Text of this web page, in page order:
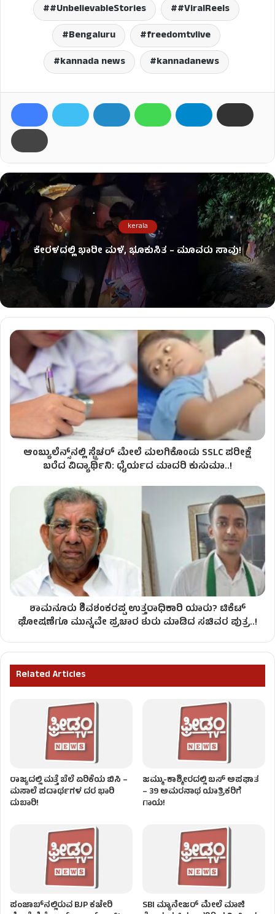
#UnbelievableStories
#ViralReels
Bengaluru
freedomtvlive
kannada news
kannadanews
kerala
ಕೇರಳದಲ್ಲಿ ಭಾರೀ ಮಳೆ, ಭೂಕುಸಿತ – ಮೂವರು ಸಾವು!
ಆಂಬ್ಯುಲೆನ್ಸ್‌ನಲ್ಲಿ ಸ್ಟ್ರೆಚರ್ ಮೇಲೆ ಮಲಗಿಕೊಂಡು SSLC ಪರೀಕ್ಷೆ
ಬರೆದ ವಿದ್ಯಾರ್ಥಿನಿ: ಧೈರ್ಯದ ಮಾದರಿ ಕುಸುಮಾ..!
ಶಾಮನೂರು ಶಿವಶಂಕರಪ್ಪ ಉತ್ತರಾಧಿಕಾರಿ ಯಾರು? ಟಿಕೆಟ್
ಘೋಷಣೆಗೂ ಮುನ್ನವೇ ಪ್ರಚಾರ ಶುರು ಮಾಡಿದ ಸಚಿವರ ಪುತ್ರ..!
Related Articles
ರಾಜ್ಯದಲ್ಲಿ ಮತ್ತೆ ಬೆಲೆ ಏರಿಕೆಯ ಬಿಸಿ –
ಮಸಾಲೆ ಪದಾರ್ಥಗಳ ದರ ಭಾರಿ
ದುಬಾರಿ!
ಜಮ್ಮು-ಕಾಶ್ಮೀರದಲ್ಲಿ ಬಸ್ ಅಪಘಾತ
– 39 ಅಮರನಾಥ ಯಾತ್ರಿಕರಿಗೆ
ಗಾಯ!
ಪಂಜಾಬ್‌ನಲ್ಲಿರುವ BJP ಕಚೇರಿ
SBI ಮ್ಯಾನೇಜರ್‌ ಮೇಲೆ ಮಾಜಿ